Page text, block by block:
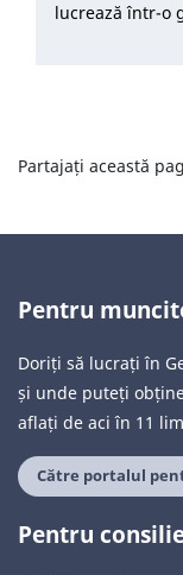
lucrează într-o
Partajați această
Pentru
Doriți să lucrați în
și unde puteți
aflați de aci în 11
Către portalul
Pentru